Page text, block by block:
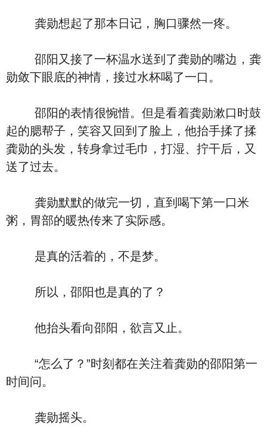
龚勋想起了那本日记，胸口骤然一疼。
邵阳又接了一杯温水送到了龚勋的嘴边，龚
勋敛下眼底的神情，接过水杯喝了一口。
邵阳的表情很惋惜。但是看着龚勋漱口时鼓
起的腮帮子，笑容又回到了脸上，他抬手揉了揉
龚勋的头发，转身拿过毛巾，打湿、拧干后，又
送了过去。
龚勋默默的做完一切，直到喝下第一口米
粥，胃部的暖热传来了实际感。
是真的活着的，不是梦。
所以，邵阳也是真的了？
他抬头看向邵阳，欲言又止。
“怎么了？”时刻都在关注着龚勋的邵阳第一
时间问。
龚勋摇头。